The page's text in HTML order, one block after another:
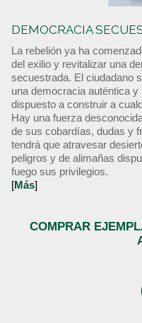
DEMOCRACIA
La rebelión ya ha
del exilio y revitalizar una
secuestrada. El ciudadano
una democracia auténtica
dispuesto a construir a
Hay una fuerza
de sus cobardías, dudas y
tendrá que atravesar
peligros y de alimañas
fuego sus privilegios.
[Más]
COMPRAR